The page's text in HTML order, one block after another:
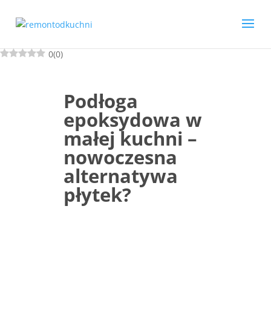
0(0)
Podłoga
epoksydowa w
małej kuchni –
nowoczesna
alternatywa
płytek?